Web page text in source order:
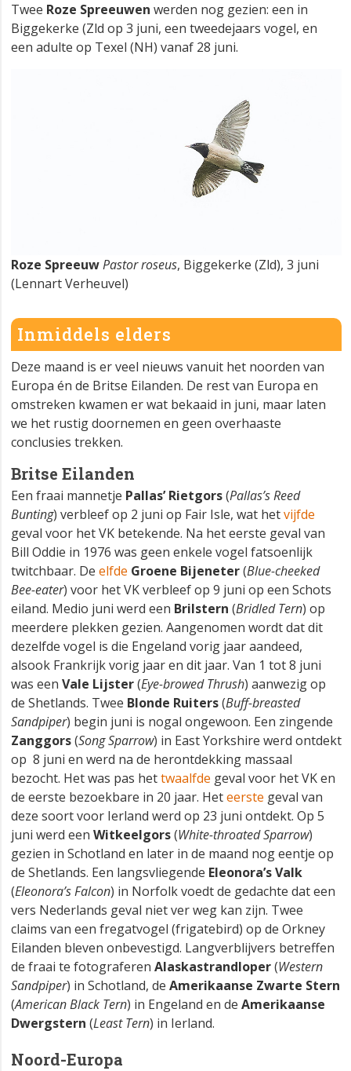
Twee Roze Spreeuwen werden nog gezien: een in
Biggekerke (Zld op 3 juni, een tweedejaars vogel, en
een adulte op Texel (NH) vanaf 28 juni.
Roze SpreeuwPastor roseus, Biggekerke (Zld), 3 juni
(Lennart Verheuvel)
Inmiddels elders
Deze maand is er veel nieuws vanuit het noorden van
Europa én de Britse Eilanden. De rest van Europa en
omstreken kwamen er wat bekaaid in juni, maar laten
we het rustig doornemen en geen overhaaste
conclusies trekken.
Britse Eilanden
Een fraai mannetje Pallas’ Rietgors(Pallas’s Reed
Bunting) verbleef op 2 juni op Fair Isle, wat hetvijfde
geval voor het VK betekende. Na het eerste geval van
Bill Oddie in 1976 was geen enkele vogel fatsoenlijk
twitchbaar. De elfde Groene Bijeneter(Blue-cheeked
Bee-eater) voor het VK verbleef op 9 juni op een Schots
eiland. Medio juni werd een Brilstern (Bridled Tern) op
meerdere plekken gezien. Aangenomen wordt dat dit
dezelfde vogel is die Engeland vorig jaar aandeed,
alsook Frankrijk vorig jaar en dit jaar. Van 1 tot 8 juni
was een Vale Lijster(Eye-browed Thrush) aanwezig op
de Shetlands. Twee Blonde Ruiters(Buff-breasted
Sandpiper) begin juni is nogal ongewoon. Een zingende
Zanggors(Song Sparrow) in East Yorkshire werd ontdekt
op 8 juni en werd na de herontdekking massaal
bezocht. Het was pas hettwaalfde geval voor het VK en
de eerste bezoekbare in 20 jaar. Heteerste geval van
deze soort voor Ierland werd op 23 juni ontdekt. Op 5
juni werd een Witkeelgors(White-throated Sparrow)
gezien in Schotland en later in de maand nog eentje op
de Shetlands. Een langsvliegende Eleonora’s Valk
(Eleonora’s Falcon) in Norfolk voedt de gedachte dat een
vers Nederlands geval niet ver weg kan zijn. Twee
claims van een fregatvogel (frigatebird) op de Orkney
Eilanden bleven onbevestigd. Langverblijvers betreffen
de fraai te fotograferen Alaskastrandloper(Western
Sandpiper) in Schotland, de Amerikaanse Zwarte Stern
(American Black Tern) in Engeland en de Amerikaanse
Dwergstern (Least Tern) in Ierland.
Noord-Europa